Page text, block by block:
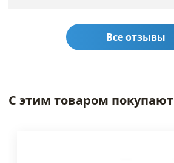
Все отзывы
С этим товаром покупают